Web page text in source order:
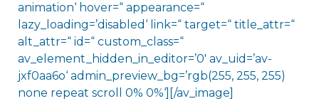
animation‘ hover=“ appearance=“
lazy_loading=’disabled‘ link=“ target=“ title_attr=“
alt_attr=“ id=“ custom_class=“
av_element_hidden_in_editor=’0′ av_uid=’av-
jxf0aa6o‘ admin_preview_bg=’rgb(255, 255, 255)
none repeat scroll 0% 0%‘][/av_image]